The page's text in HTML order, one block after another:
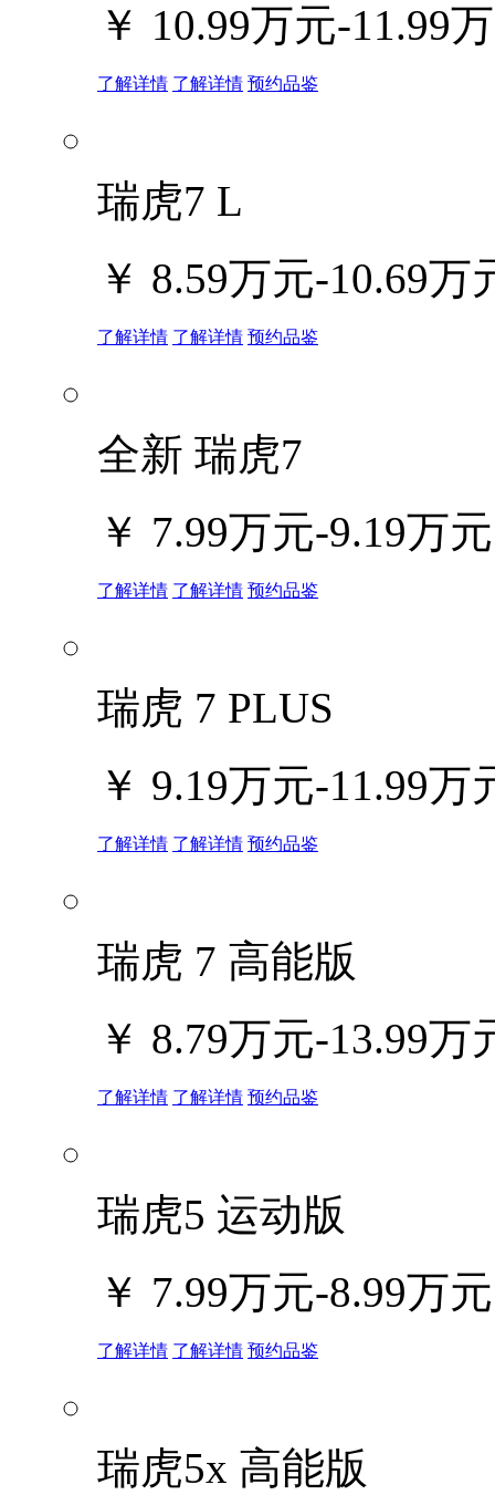
￥ 10.99万元-11.99
了解详情 了解详情 预约品鉴
瑞虎7 L
￥ 8.59万元-10.69万
了解详情 了解详情 预约品鉴
全新 瑞虎7
￥ 7.99万元-9.19万元
了解详情 了解详情 预约品鉴
瑞虎 7 PLUS
￥ 9.19万元-11.99万
了解详情 了解详情 预约品鉴
瑞虎 7 高能版
￥ 8.79万元-13.99万
了解详情 了解详情 预约品鉴
瑞虎5 运动版
￥ 7.99万元-8.99万元
了解详情 了解详情 预约品鉴
瑞虎5x 高能版